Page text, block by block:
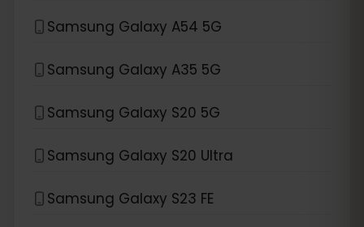
Samsung Galaxy A54 5G
Samsung Galaxy A35 5G
Samsung Galaxy S20 5G
Samsung Galaxy S20 Ultra
Samsung Galaxy S23 FE